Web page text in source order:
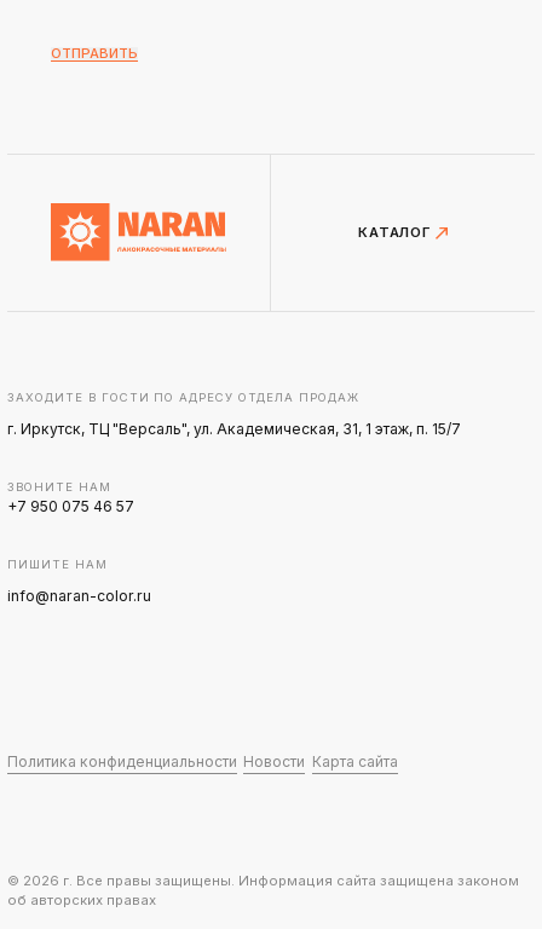
КАТАЛОГ
ЗАХОДИТЕ В ГОСТИ ПО АДРЕСУ ОТДЕЛА ПРОДАЖ
г. Иркутск, ТЦ "Версаль", ул. Академическая, 31, 1 этаж, п. 15/7
ЗВОНИТЕ НАМ
+7 950 075 46 57
ПИШИТЕ НАМ
info@naran-color.ru
Политика конфиденциальности Новости Карта сайта
© 2026 г. Все правы защищены. Информация сайта защищена законом
об авторских правах
ОТПРАВИТЬ